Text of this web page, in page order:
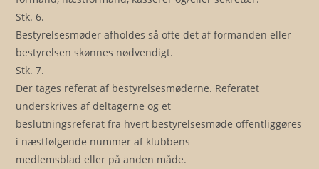
Stk. 6.
Bestyrelsesmøder afholdes så ofte det af formanden eller
bestyrelsen skønnes nødvendigt.
Stk. 7.
Der tages referat af bestyrelsesmøderne. Referatet
underskrives af deltagerne og et
beslutningsreferat fra hvert bestyrelsesmøde offentliggøres
i næstfølgende nummer af klubbens
medlemsblad eller på anden måde.